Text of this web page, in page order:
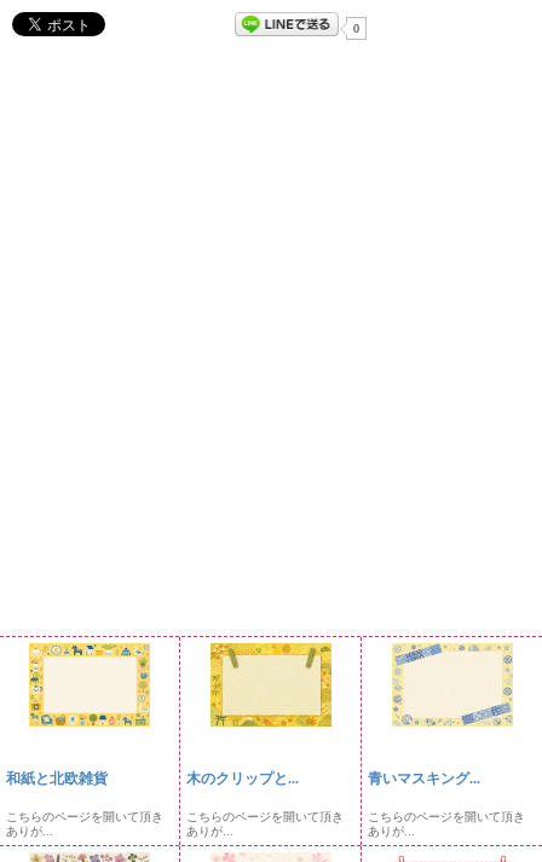
0
和紙と北欧雑貨
こちらのページを開いて頂き
ありが...
木のクリップと...
こちらのページを開いて頂き
ありが...
青いマスキング...
こちらのページを開いて頂き
ありが...